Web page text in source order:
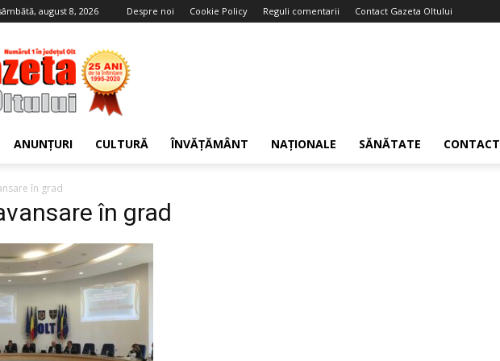
august 8, 2026 Despre noi Cookie Policy Reguli comentarii Contact Gazeta Oltului
Gazeta
Oltului
ANUNȚURI CULTURĂ ÎNVĂȚĂMÂNT NAȚIONALE SĂNĂTATE CONTACT
în grad
în grad